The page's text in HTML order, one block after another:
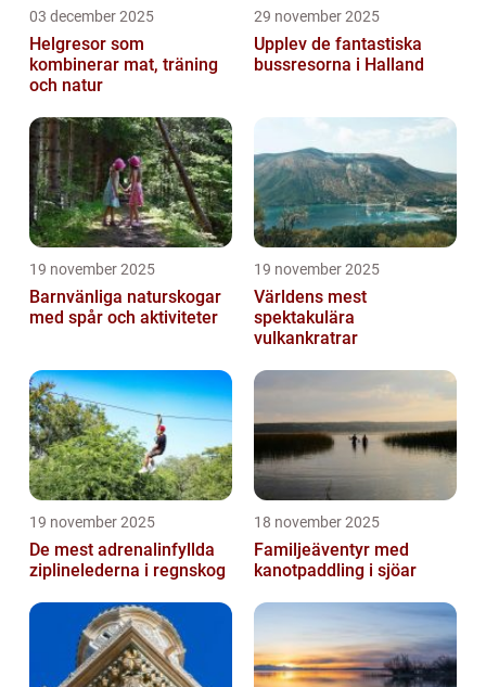
03 december 2025
Helgresor som
kombinerar mat, träning
och natur
29 november 2025
Upplev de fantastiska
bussresorna i Halland
19 november 2025
Barnvänliga naturskogar
med spår och aktiviteter
19 november 2025
Världens mest
spektakulära
vulkankratrar
19 november 2025
De mest adrenalinfyllda
ziplinelederna i regnskog
18 november 2025
Familjeäventyr med
kanotpaddling i sjöar